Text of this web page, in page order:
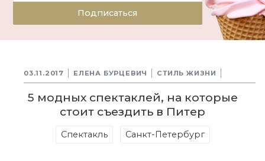
Подписаться
03.11.2017 ЕЛЕНА БУРЦЕВИЧ СТИЛЬ ЖИЗНИ
5 модных спектаклей, на которые
стоит съездить в Питер
Спектакль Санкт-Петербург